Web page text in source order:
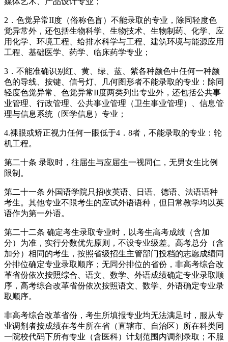
2 ．色觉异常II度（俗称色盲）不能录取的专业，除同轻度色
觉异常外，还包括生物科学、生物技术、生物制药、化学、应
用化学、环境工程、给排水科学与工程、建筑环境与能源应用
工程、基础医学、药学、临床药学专业；
3 ．不能准确识别红、黄、绿、蓝、紫各种颜色中任何一种颜
色的导线、按键、信号灯、几何图形者不能录取的专业：除同
轻度色觉异常、色觉异常II度两类列出专业外，还包括公共事
业管理、行政管理、公共事业管理（卫生事业管理）、信息管
理与信息系统（医学信息）专业；
4.裸眼或矫正视力任何一眼低于4．8者，不能录取的专业：轮
机工程。
第二十条 录取时，往届生与应届生一视同仁，无男女生比例
限制。
第二十一条 外国语学院只招收英语、日语、德语、法语语种
考生。其他专业不限考生的应试外语语种，但日常教学均以英
语作为第一外语。
第二十二条 确定考生录取专业时，以考生高考成绩（含加
分）为准，实行分数优先原则，不设专业级差。高考总分（含
加分）相同的考生，按照省级招生主管部门投档的志愿成绩同
分排位确定专业录取顺序；无同分排位的省份，非高考综合改
革省份依次按照综合、语文、数学、外语成绩确定专业录取顺
序，高考综合改革省份依次按照语文、数学、外语确定专业录
取顺序。
非高考综合改革省份，考生所填报专业均无法满足时，服从专
业调剂者按成绩在考生所在省（直辖市、自治区）所在科类同
一院校代码下所有专业（含医科）计划范围内调剂录取；不服